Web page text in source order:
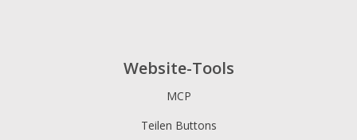
Website-Tools
MCP
Teilen Buttons